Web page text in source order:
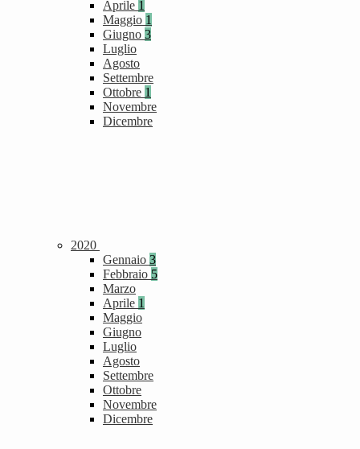
Aprile 1
Maggio 1
Giugno 3
Luglio
Agosto
Settembre
Ottobre 1
Novembre
Dicembre
2020
Gennaio 3
Febbraio 5
Marzo
Aprile 1
Maggio
Giugno
Luglio
Agosto
Settembre
Ottobre
Novembre
Dicembre